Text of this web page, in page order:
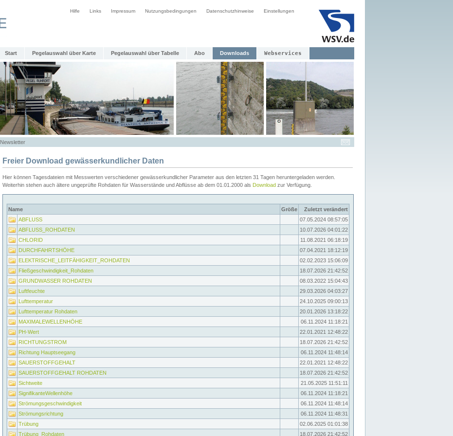
Hilfe Links Impressum Nutzungsbedingungen Datenschutzhinweise Einstellungen
Start Pegelauswahl über Karte Pegelauswahl über Tabelle Abo Downloads Webservices
Newsletter
Freier Download gewässerkundlicher Daten
Hier können Tagesdateien mit Messwerten verschiedener gewässerkundlicher Parameter aus den letzten 31 Tagen heruntergeladen werden.
Weiterhin stehen auch ältere ungeprüfte Rohdaten für Wasserstände und Abflüsse ab dem 01.01.2000 als Download zur Verfügung.
Name Größe
Zuletzt verändert
ABFLUSS
07.05.2024 08:57:05
ABFLUSS_ROHDATEN
10.07.2026 04:01:22
CHLORID
11.08.2021 06:18:19
DURCHFAHRTSHÖHE
07.04.2021 18:12:19
ELEKTRISCHE_LEITFÄHIGKEIT_ROHDATEN
02.02.2023 15:06:09
Fließgeschwindigkeit_Rohdaten
18.07.2026 21:42:52
GRUNDWASSER ROHDATEN
08.03.2022 15:04:43
Luftfeuchte
29.03.2026 04:03:27
Lufttemperatur
24.10.2025 09:00:13
Lufttemperatur Rohdaten
20.01.2026 13:18:22
MAXIMALEWELLENHÖHE
06.11.2024 11:18:21
PH-Wert
22.01.2021 12:48:22
RICHTUNGSTROM
18.07.2026 21:42:52
Richtung Hauptseegang
06.11.2024 11:48:14
SAUERSTOFFGEHALT
22.01.2021 12:48:22
SAUERSTOFFGEHALT ROHDATEN
18.07.2026 21:42:52
Sichtweite
21.05.2025 11:51:11
SignifikanteWellenhöhe
06.11.2024 11:18:21
Strömungsgeschwindigkeit
06.11.2024 11:48:14
Strömungsrichtung
06.11.2024 11:48:31
Trübung
02.06.2025 01:01:38
Trübung_Rohdaten
18.07.2026 21:42:52